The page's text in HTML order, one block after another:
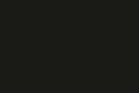
no Botafogo.
finalizou mais,
massacrante que
olhar para o copo do
jogo – elogiou PVC.